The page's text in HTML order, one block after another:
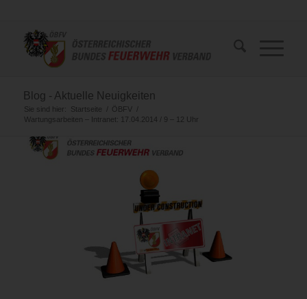
Blog - Aktuelle Neuigkeiten
Sie sind hier: Startseite / ÖBFV
/
Wartungsarbeiten – Intranet: 17.04.2014 / 9 – 12 Uhr